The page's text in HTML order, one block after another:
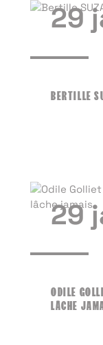
29
BERTILLE
29
ODILE
LÂCHE